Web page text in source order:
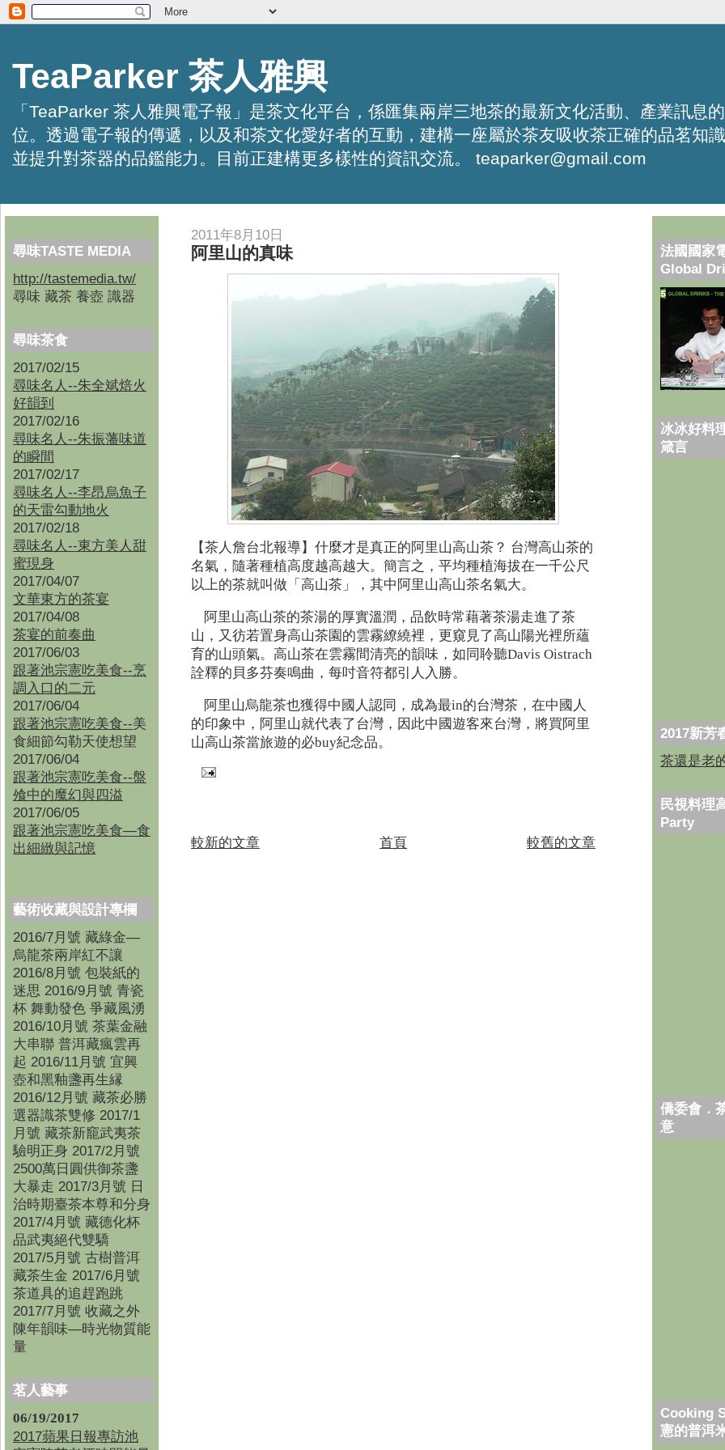
TeaParker 茶人雅興
「TeaParker 茶人雅興電子報」是茶文化平台，係匯集兩岸三地茶的最新文化活動、產業訊息
位。透過電子報的傳遞，以及和茶文化愛好者的互動，建構一座屬於茶友吸收茶正確的品茗知
並提升對茶器的品鑑能力。目前正建構更多樣性的資訊交流。 teaparker@gmail.com
尋味TASTE MEDIA
http://tastemedia.tw/
尋味 藏茶 養壺 識器
尋味茶食
2017/02/15
尋味名人--朱全斌焙火
好韻到
2017/02/16
尋味名人--朱振藩味道
的瞬間
2017/02/17
尋味名人--李昂烏魚子
的天雷勾動地火
2017/02/18
尋味名人--東方美人甜
蜜現身
2017/04/07
文華東方的茶宴
2017/04/08
茶宴的前奏曲
2017/06/03
跟著池宗憲吃美食--烹
調入口的二元
2017/06/04
跟著池宗憲吃美食--美
食細節勾勒天使想望
2017/06/04
跟著池宗憲吃美食--盤
飧中的魔幻與四溢
2017/06/05
跟著池宗憲吃美食—食
出細緻與記憶
藝術收藏與設計專欄
2016/7月號 藏綠金—
烏龍茶兩岸紅不讓
2016/8月號 包裝紙的
迷思 2016/9月號 青瓷
杯 舞動發色 爭藏風湧
2016/10月號 茶葉金融
大串聯 普洱藏瘋雲再
起 2016/11月號 宜興
壺和黑釉盞再生縁
2016/12月號 藏茶必勝
選器識茶雙修 2017/1
月號 藏茶新竉武夷茶
驗明正身 2017/2月號
2500萬日圓供御茶盞
大暴走 2017/3月號 日
治時期臺茶本尊和分身
2017/4月號 藏德化杯
品武夷絕代雙驕
2017/5月號 古樹普洱
藏茶生金 2017/6月號
茶道具的追趕跑跳
2017/7月號 收藏之外
陳年韻味—時光物質能
量
茗人藝事
06/19/2017
2017蘋果日報專訪池
2011年8月10日
阿里山的真味
【茶人詹台北報導】 什麼才是真正的阿里山高山茶？ 台灣高山茶的
名氣，隨著種植高度越高越大。簡言之，平均種植海拔在一千公尺
以上的茶就叫做「高山茶」，其中阿里山高山茶名氣大。
阿里山高山茶的茶湯的厚實溫潤，品飲時常藉著茶湯走進了茶
山，又彷若置身高山茶園的雲霧繚繞裡，更窺見了高山陽光裡所蘊
育的山頭氣。高山茶在雲霧間清亮的韻味，如同聆聽Davis Oistrach
詮釋的貝多芬奏鳴曲，每吋音符都引人入勝。
阿里山烏龍茶也獲得中國人認同，成為最in的台灣茶，在中國人
的印象中，阿里山就代表了台灣，因此中國遊客來台灣，將買阿里
山高山茶當旅遊的必buy紀念品。
較新的文章 較舊的文章
首頁
法國國家
Global
冰冰好料
箴言
2017新芳
茶還是老
民視料理
Party
僑委會．
意
Cooking
憲的普洱